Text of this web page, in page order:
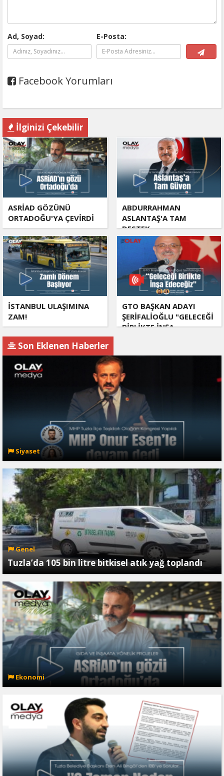
Ad, Soyad: E-Posta:
Facebook Yorumları
İlginizi Çekebilir
ASRİAD GÖZÜNÜ
ORTADOĞU'YA ÇEVİRDİ
ABDURRAHMAN
ASLANTAŞ'A TAM
DESTEK
İSTANBUL ULAŞIMINA
ZAM!
GTO BAŞKAN ADAYI
ŞERİFALİOĞLU "GELECEĞİ
BİRLİKTE İNŞA
Son Eklenen Haberler
Siyaset
Genel
Tuzla’da 105 bin litre bitkisel atık yağ toplandı
Ekonomi